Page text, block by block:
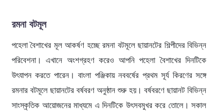
রমনা বটমূল
পহেলা বৈশাখের মূল আকর্ষণ হচ্ছে রমনা বটমূলে ছায়ানটের শিল্পীদের বিভিন্ন
পরিবেশনা। এখানে অংশগ্রহণ করেও আপনি পহেলা বৈশাখের দিনটিকে
উৎযাপন করতে পারেন। বাংলা পঞ্জিকায় নববর্ষের প্রথম সূর্য কিরণের সঙ্গে
রমনার বটমূলে ছায়ানটের বর্ষবরণ অনুষ্ঠান শুরু হয়। বর্ষবরণে ছায়ানট বিভিন্ন
সাংস্কৃতিক আয়োজনের মাধ্যমে এ দিনটিকে উৎসবমুখর করে তোলে। সকাল